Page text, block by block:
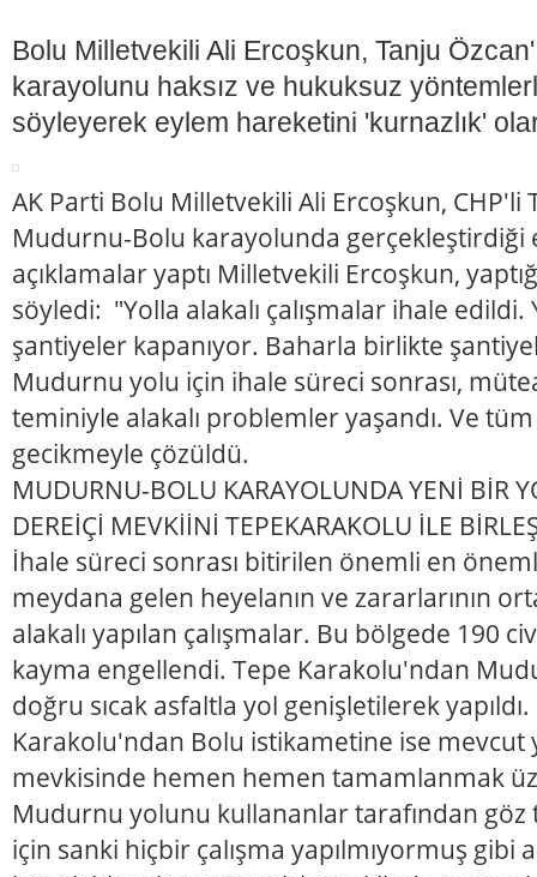
Bolu Milletvekili Ali Ercoşkun, Tanju
karayolunu haksız ve hukuksuz
söyleyerek eylem hareketini 'kurnazlık'
AK Parti Bolu Milletvekili Ali Ercoşkun, CHP'li
Mudurnu-Bolu karayolunda gerçekleştirdiği
açıklamalar yaptı Milletvekili Ercoşkun,
söyledi: "Yolla alakalı çalışmalar ihale edildi.
şantiyeler kapanıyor. Baharla birlikte
Mudurnu yolu için ihale süreci sonrası,
teminiyle alakalı problemler yaşandı. Ve
gecikmeyle çözüldü.
MUDURNU-BOLU KARAYOLUNDA YENİ BİR
DEREİÇİ MEVKİİNİ TEPEKARAKOLU İLE
İhale süreci sonrası bitirilen önemli en
meydana gelen heyelanın ve zararlarının
alakalı yapılan çalışmalar. Bu bölgede 190
kayma engellendi. Tepe Karakolu'ndan
doğru sıcak asfaltla yol genişletilerek
Karakolu'ndan Bolu istikametine ise mevcut
mevkisinde hemen hemen tamamlanmak
Mudurnu yolunu kullananlar tarafından göz
için sanki hiçbir çalışma yapılmıyormuş gibi